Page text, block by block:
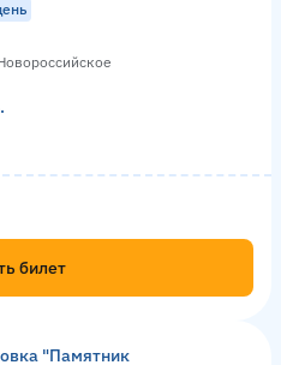
билет
"Памятник